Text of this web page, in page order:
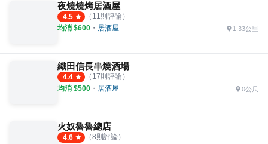
夜燒燒烤居酒屋
4.5 （ 11則評論）
均消 $600 ・ 居酒屋 1.33公里
織田信長串燒酒場
4.4 （ 17則評論）
均消 $500 ・ 居酒屋 0公尺
火奴魯魯總店
4.6 （8則評論）